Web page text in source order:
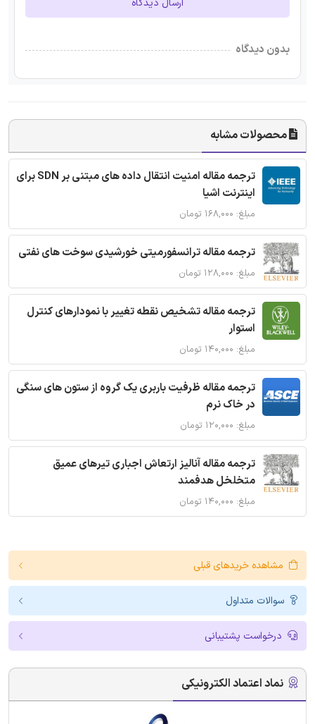
ارسال دیدگاه
بدون دیدگاه
محصولات مشابه
ترجمه مقاله امنیت انتقال داده های مبتنی بر SDN برای
اینترنت اشیا
مبلغ: ۱۶۸,۰۰۰ تومان
ترجمه مقاله ترانسفورمیتی خورشیدی سوخت های نفتی
مبلغ: ۱۲۸,۰۰۰ تومان
ترجمه مقاله تشخیص نقطه تغییر با نمودارهای کنترل
استوار
مبلغ: ۱۴۰,۰۰۰ تومان
ترجمه مقاله ظرفیت باربری یک گروه از ستون های سنگی
در خاک نرم
مبلغ: ۱۲۰,۰۰۰ تومان
ترجمه مقاله آنالیز ارتعاش اجباری تیرهای عمیق
متخلخل هدفمند
مبلغ: ۱۴۰,۰۰۰ تومان
مشاهده خریدهای قبلی
سوالات متداول
درخواست پشتیبانی
نماد اعتماد الکترونیکی